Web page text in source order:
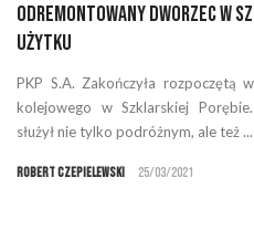
Odremontowany dworzec w
użytku
PKP S.A. Zakończyła
kolejowego w Szklarskiej
służył nie tylko podróżnym, ale też ...
Robert Czepielewski 25/03/2021